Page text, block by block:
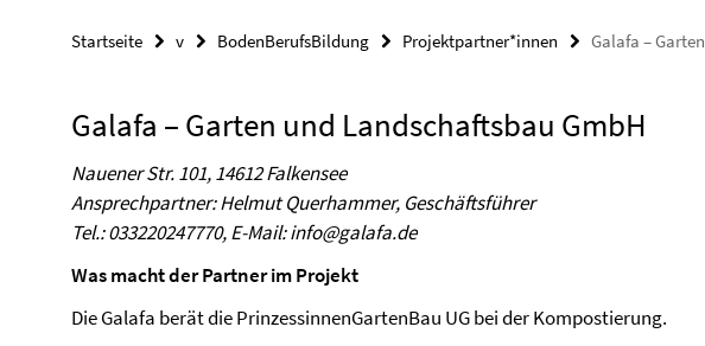
Startseite v BodenBerufsBildung Projektpartner*innen Galafa –
Galafa – Garten und Landschaftsbau GmbH
Nauener Str. 101, 14612 Falkensee
Ansprechpartner: Helmut Querhammer, Geschäftsführer
Tel.: 033220247770, E-Mail: info@galafa.de
Was macht der Partner im Projekt
Die Galafa berät die PrinzessinnenGartenBau UG bei der Kompostierung.